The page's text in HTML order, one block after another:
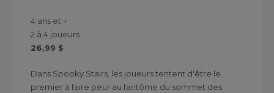
4 ans et +
2 à 4 joueurs
26,99 $
Dans Spooky Stairs, les joueurs tentent d'être le
premier à faire peur au fantôme du sommet des